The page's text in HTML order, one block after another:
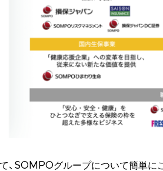
、SOMPOグループについて簡単